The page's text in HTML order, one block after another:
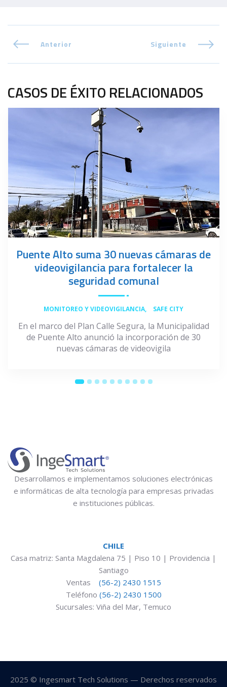
Anterior Siguiente
CASOS DE ÉXITO RELACIONADOS
Puente Alto suma 30 nuevas cámaras de
videovigilancia para fortalecer la
seguridad comunal
MONITOREO Y VIDEOVIGILANCIA SAFE CITY
En el marco del Plan Calle Segura, la Municipalidad
de Puente Alto anunció la incorporación de 30
nuevas cámaras de videovigila
Desarrollamos e implementamos soluciones electrónicas
e informáticas de alta tecnología para empresas privadas
e instituciones públicas.
CHILE
Casa matriz: Santa Magdalena 75 | Piso 10 | Providencia |
Santiago
Ventas
(56-2) 2430 1515
Teléfono (56-2) 2430 1500
Sucursales: Viña del Mar, Temuco
2025 © Ingesmart Tech Solutions — Derechos reservados